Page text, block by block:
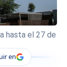
hasta el 27 de
en